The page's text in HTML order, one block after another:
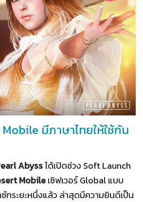
มีภาษาไทยให้ใช้กัน
Abyssได้เปิดช่วง Soft Launch
Mobileเซิฟเวอร์ Global แบบ
กระยะหนึ่งแล้ว ล่าสุดมีความยินดีเป็น